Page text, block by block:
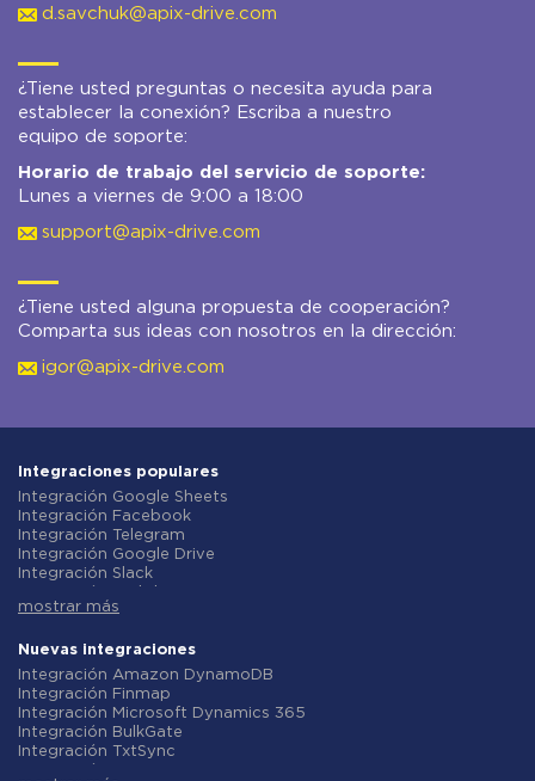
d.savchuk@apix-drive.com
¿Tiene usted preguntas o necesita ayuda para
establecer la conexión? Escriba a nuestro
equipo de soporte:
Horario de trabajo del servicio de soporte:
Lunes a viernes de 9:00 a 18:00
support@apix-drive.com
¿Tiene usted alguna propuesta de cooperación?
Comparta sus ideas con nosotros en la dirección:
igor@apix-drive.com
Integraciones populares
Integración Google Sheets
Integración Facebook
Integración Telegram
Integración Google Drive
Integración Slack
Integración Gmail
Integración ClickUp
Integración Airtable
Integración Google Contacts
Integración OpenAI (ChatGPT)
Integración Instagram
Integración ActiveCampaign
Integración Typeform
mostrar más
Nuevas integraciones
Integración Amazon DynamoDB
Integración Finmap
Integración Microsoft Dynamics 365
Integración BulkGate
Integración TxtSync